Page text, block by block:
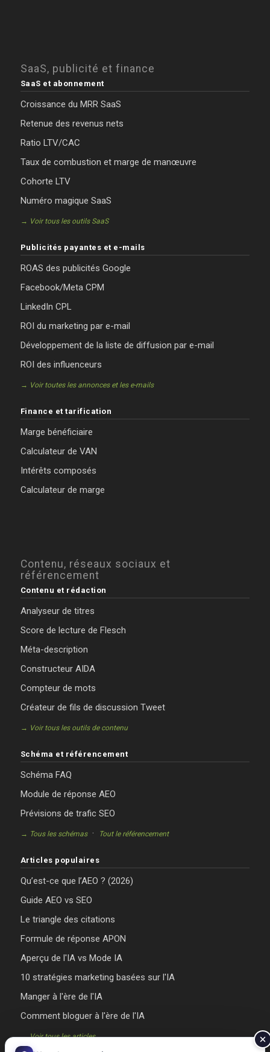
SaaS, publicité et finance
SaaS et abonnement
Croissance du MRR SaaS
Retenue des revenus nets
Ratio LTV/CAC
Taux de combustion et marge de manœuvre
Cohorte LTV
Numéro magique SaaS
→ Voir tous les outils SaaS
Publicités payantes et e-mails
ROAS des publicités Google
Facebook/Meta CPM
LinkedIn CPL
ROI du marketing par e-mail
Développement de la liste de diffusion par e-mail
ROI des influenceurs
→ Voir toutes les annonces et les e-mails
Finance et tarification
Marge bénéficiaire
Calculateur de VAN
Intérêts composés
Calculateur de marge
Contenu, réseaux sociaux et
référencement
Contenu et rédaction
Analyseur de titres
Score de lecture de Flesch
Méta-description
Constructeur AIDA
Compteur de mots
Créateur de fils de discussion Tweet
→ Voir tous les outils de contenu
Schéma et référencement
Schéma FAQ
Module de réponse AEO
Prévisions de trafic SEO
→ Tous les schémas· Tout le référencement
Articles populaires
Qu’est-ce que l’AEO ? (2026)
Guide AEO vs SEO
Le triangle des citations
Formule de réponse APON
Aperçu de l'IA vs Mode IA
10 stratégies marketing basées sur l'IA
Manger à l'ère de l'IA
Comment bloguer à l'ère de l'IA
→ Voir tous les articles